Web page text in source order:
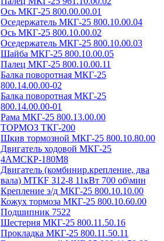
Ось МКГ-25 800.00.00.01
Оседержатель МКГ-25 800.10.00.04
Ось МКГ-25 800.10.00.02
Оседержатель МКГ-25 800.10.00.03
Шайба МКГ-25 800.10.00.05
Палец МКГ-25 800.10.00.11
Балка поворотная МКГ-25
800.14.00.00-02
Балка поворотная МКГ-25
800.14.00.00-01
Рама МКГ-25 800.13.00.00
ТОРМОЗ ТКГ-200
Шкив тормозной МКГ-25 800.10.80.00
Двигатель ходовой МКГ-25
4АМСКР-180М8
Двигатель (комбинир.крепление, два
вала) MTКF 312-8 11кВт 700 об\мин
Крепление э/д МКГ-25 800.10.10.00
Кожух тормоза МКГ-25 800.10.60.00
Подшипник 7522
Шестерня МКГ-25 800.11.50.16
Прокладка МКГ-25 800.11.50.11